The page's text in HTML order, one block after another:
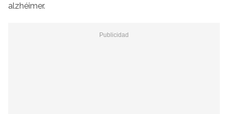
alzhéimer.